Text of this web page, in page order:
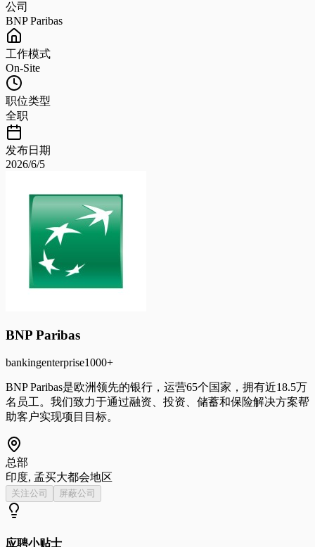
公司
BNP Paribas
工作模式
On-Site
职位类型
全职
发布日期
2026/6/5
BNP Paribas
bankingenterprise1000+
BNP Paribas是欧洲领先的银行，运营65个国家，拥有近18.5万
名员工。我们致力于通过融资、投资、储蓄和保险解决方案帮
助客户实现项目目标。
总部
印度, 孟买大都会地区
关注公司 屏蔽公司
应聘小贴士